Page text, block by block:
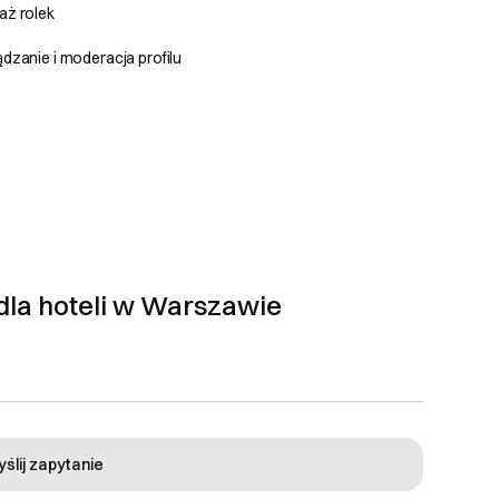
realizacją. W
pomniejszone
a płatność
klientowi
2 serie
dostępnych poprawek
Po finalnej
rolek
i moderacja profilu
hoteli w Warszawie
zapytanie